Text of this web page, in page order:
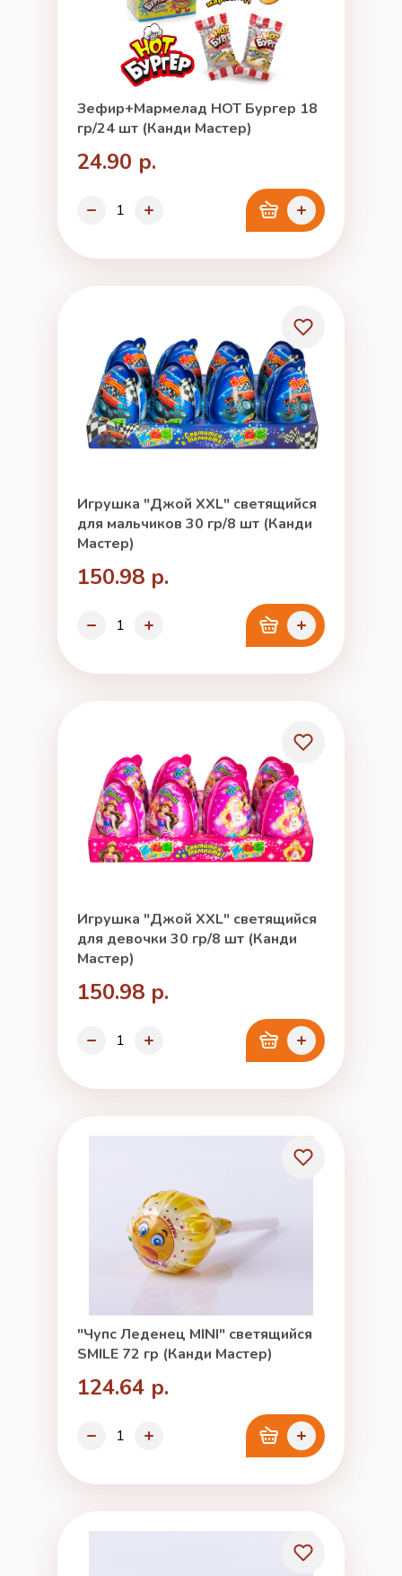
Зефир+Мармелад HOT Бургер 18
гр/24 шт (Канди Мастер)
24.90 р.
Игрушка "Джой XXL" светящийся
для мальчиков 30 гр/8 шт (Канди
Мастер)
150.98 р.
Игрушка "Джой XXL" светящийся
для девочки 30 гр/8 шт (Канди
Мастер)
150.98 р.
"Чупс Леденец MINI" светящийся
SMILE 72 гр (Канди Мастер)
124.64 р.